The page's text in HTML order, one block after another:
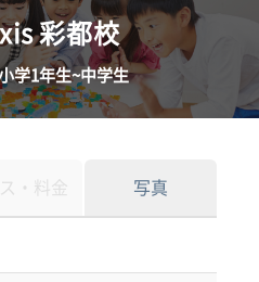
彩都校
学1年生~中学生
・料金 写真